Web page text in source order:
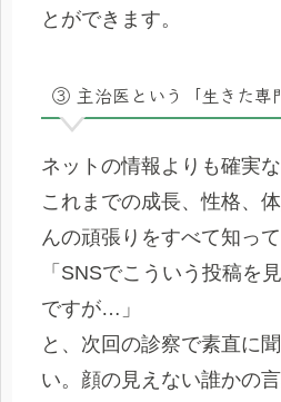
とができます。
③ 主治医という「生きた専
ネットの情報よりも確実
これまでの成長、性格、
んの頑張りをすべて知っ
「SNSでこういう投稿を
ですが…」
と、次回の診察で素直に
い。顔の見えない誰かの